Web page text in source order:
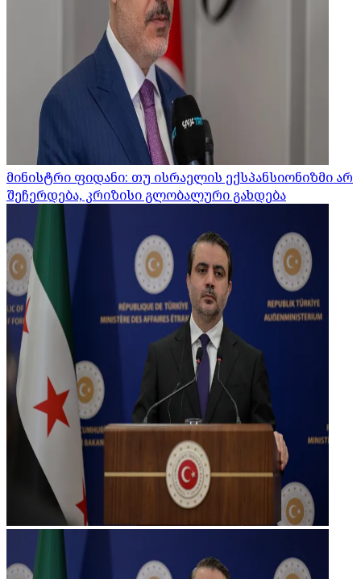
მინისტრი ფიდანი: თუ ისრაელის ექსპანსიონიზმი არ
შეჩერდება, კრიზისი გლობალური გახდება